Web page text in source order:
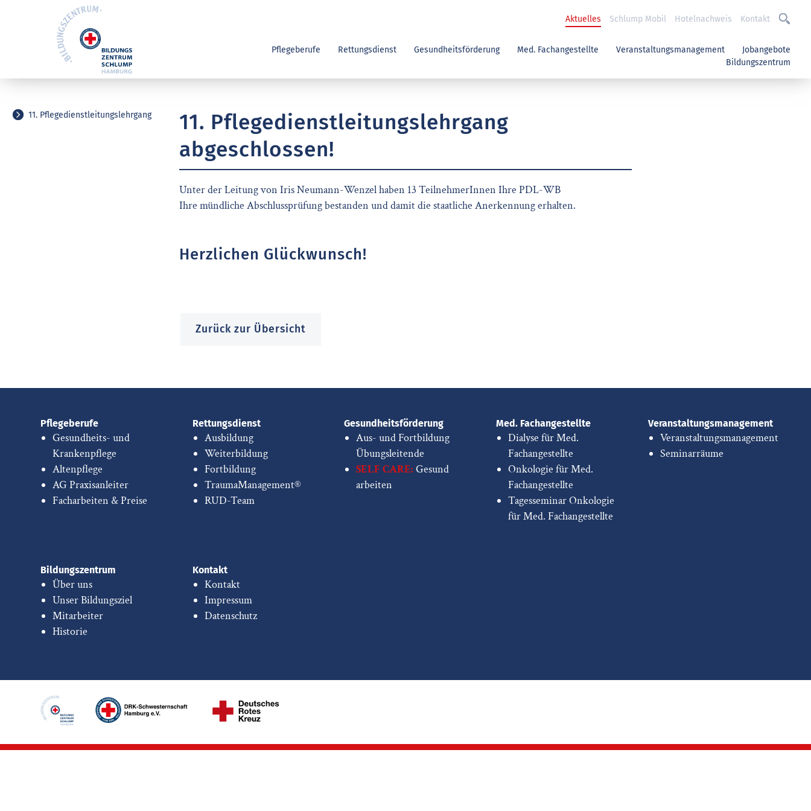
Aktuelles Schlump Mobil Hotelnachweis Kontakt
Pflegeberufe Rettungsdienst Gesundheitsförderung Med. Fachangestellte Veranstaltungsmanagement
Jobangebote
Bildungszentrum
11. Pflegedienstleitungslehrgang
11. Pflegedienstleitungslehrgang
abgeschlossen!
Unter der Leitung von Iris Neumann-Wenzel haben 13 TeilnehmerInnen Ihre PDL-WB
Ihre mündliche Abschlussprüfung bestanden und damit die staatliche Anerkennung erhalten.
Herzlichen Glückwunsch!
Zurück zur Übersicht
Pflegeberufe
Gesundheits- und
Krankenpflege
Altenpflege
AG Praxisanleiter
Facharbeiten & Preise
Rettungsdienst
Ausbildung
Weiterbildung
Fortbildung
TraumaManagement®
RUD-Team
Gesundheitsförderung
Aus- und Fortbildung
Übungsleitende
SELF CARE: Gesund
arbeiten
Med. Fachangestellte
Dialyse für Med.
Fachangestellte
Onkologie für Med.
Fachangestellte
Tagesseminar Onkologie
für Med. Fachangestellte
Veranstaltungsmanagement
Veranstaltungsmanagement
Seminarräume
Bildungszentrum
Über uns
Unser Bildungsziel
Mitarbeiter
Historie
Kontakt
Kontakt
Impressum
Datenschutz